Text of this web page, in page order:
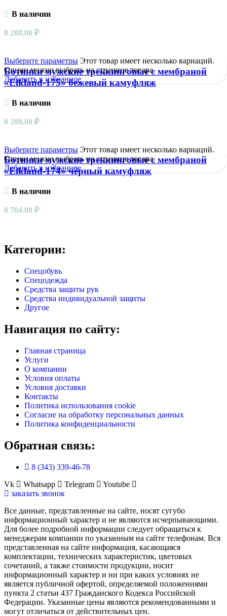
В наличии
8 288.00 ₽
Выберите параметры Этот товар имеет несколько вариаций.
Опции можно выбрать на странице товара.
Добавить в избранное
Ботинки мужские треккинговые с мембраной
«Elkland-175» бежевый камуфляж
В наличии
8 288.00 ₽
Выберите параметры Этот товар имеет несколько вариаций.
Опции можно выбрать на странице товара.
Добавить в избранное
Ботинки мужские треккинговые с мембраной
«Elkland-174» чёрный камуфляж
В наличии
8 704.00 ₽
Категории:
Спецобувь
Спецодежда
Средства защиты рук
Средства индивидуальной защиты
Другое
Навигация по сайту:
Главная страница
Услуги
О компании
Условия оплаты
Условия доставки
Контакты
Политика использования cookie
Согласие на обработку персональных данных
Политика конфиденциальности
Обратная связь:
8 (343) 339-46-78
Vk
Whatsapp Telegram
Youtube
заказать звонок
Все данные, представленные на сайте, носят сугубо
информационный характер и не являются исчерпывающими.
Для более подробной информации следует обращаться к
менеджерам компании по указанным на сайте телефонам. Вся
представленная на сайте информация, касающаяся
комплектации, технических характеристик, цветовых
сочетаний, а также стоимости продукции, носит
информационный характер и ни при каких условиях не
является публичной офертой, определяемой положениями
пункта 2 статьи 437 Гражданского Кодекса Российской
Федерации. Указанные цены являются рекомендованными и
могут отличаться от действительных цен.